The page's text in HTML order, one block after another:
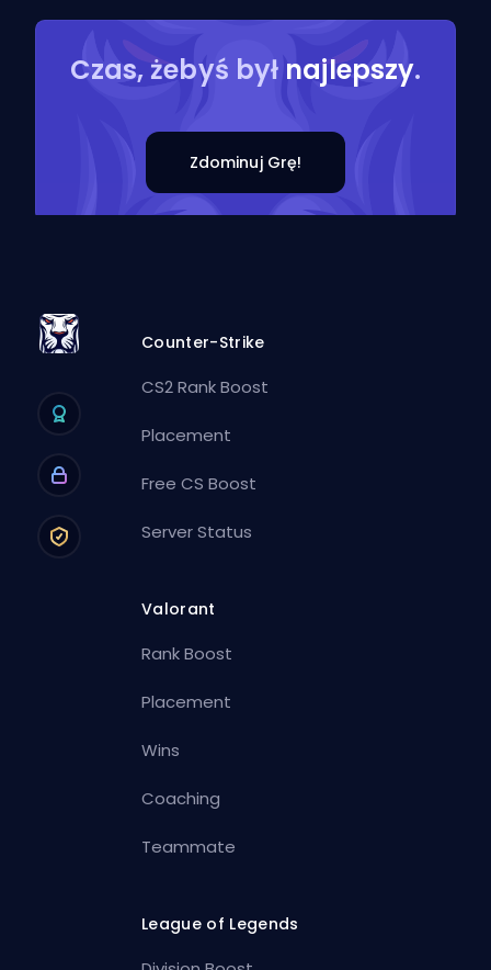
Czas, żebyś był najlepszy.
Zdominuj Grę!
Counter-Strike
CS2 Rank Boost
Placement
Free CS Boost
Server Status
Valorant
Rank Boost
Placement
Wins
Coaching
Teammate
League of Legends